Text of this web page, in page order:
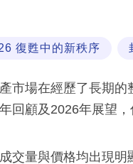
復甦中的新秩序
市場在經歷了長期
回顧及2026年展望
交量與價格均出現